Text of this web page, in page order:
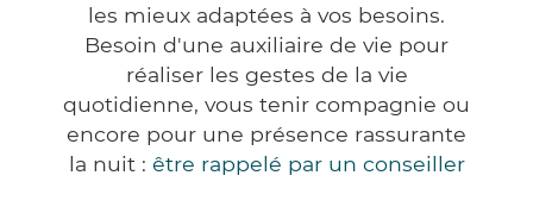
les mieux adaptées à vos besoins.
Besoin d'une auxiliaire de vie pour
réaliser les gestes de la vie
quotidienne, vous tenir compagnie ou
encore pour une présence rassurante
la nuit : être rappelé par un conseiller